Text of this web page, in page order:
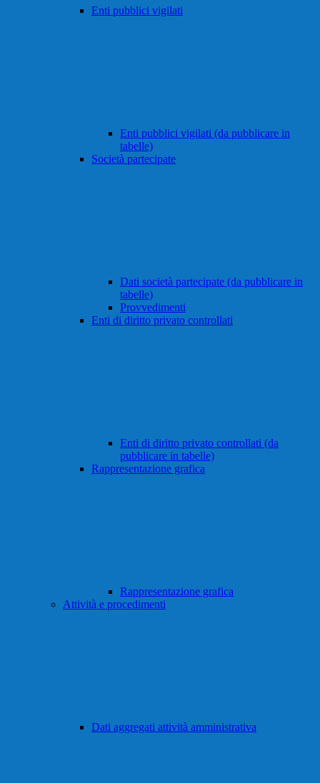
Enti pubblici vigilati
Enti pubblici vigilati (da pubblicare in
tabelle)
Società partecipate
Dati società partecipate (da pubblicare in
tabelle)
Provvedimenti
Enti di diritto privato controllati
Enti di diritto privato controllati (da
pubblicare in tabelle)
Rappresentazione grafica
Rappresentazione grafica
Attività e procedimenti
Dati aggregati attività amministrativa